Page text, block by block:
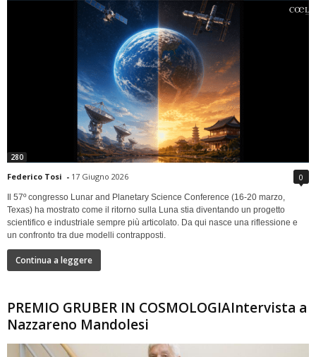
280
Federico Tosi - 17 Giugno 2026 0
Il 57º congresso Lunar and Planetary Science Conference (16-20 marzo,
Texas) ha mostrato come il ritorno sulla Luna stia diventando un progetto
scientifico e industriale sempre più articolato. Da qui nasce una riflessione e
un confronto tra due modelli contrapposti.
Continua a leggere
PREMIO GRUBER IN COSMOLOGIAIntervista a
Nazzareno Mandolesi